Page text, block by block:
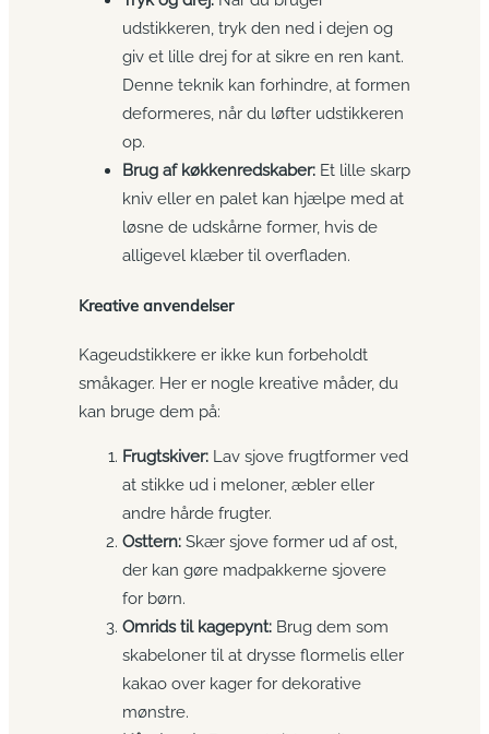
udstikkeren, tryk den ned i dejen og
giv et lille drej for at sikre en ren kant.
Denne teknik kan forhindre, at formen
deformeres, når du løfter udstikkeren
op.
Brug af køkkenredskaber: Et lille skarp
kniv eller en palet kan hjælpe med at
løsne de udskårne former, hvis de
alligevel klæber til overfladen.
Kreative anvendelser
Kageudstikkere er ikke kun forbeholdt
småkager. Her er nogle kreative måder, du
kan bruge dem på:
Frugtskiver: Lav sjove frugtformer ved
at stikke ud i meloner, æbler eller
andre hårde frugter.
Osttern: Skær sjove former ud af ost,
der kan gøre madpakkerne sjovere
for børn.
Omrids til kagepynt: Brug dem som
skabeloner til at drysse flormelis eller
kakao over kager for dekorative
mønstre.